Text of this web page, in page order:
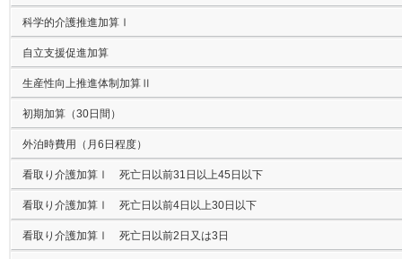
科学的介護推進加算Ⅰ
自立支援促進加算
生産性向上推進体制加算Ⅱ
初期加算（30日間）
外泊時費用（月6日程度）
看取り介護加算Ⅰ 死亡日以前31日以上45日以下
看取り介護加算Ⅰ 死亡日以前4日以上30日以下
看取り介護加算Ⅰ 死亡日以前2日又は3日